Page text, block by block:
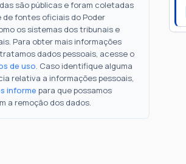
são públicas e foram coletadas
fontes oficiais do Poder
os sistemas dos tribunais e
Para obter mais informações
dados pessoais, acesse o
de uso. Caso identifique alguma
relativa a informações pessoais,
informe para que possamos
a remoção dos dados.